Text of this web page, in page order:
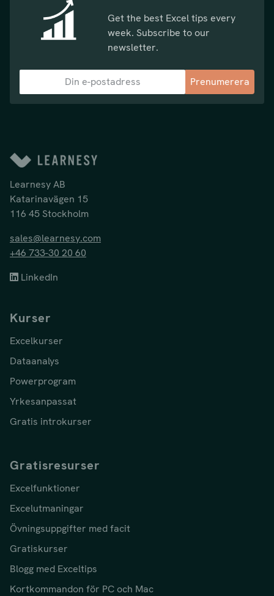
Get the best Excel tips every
week. Subscribe to our
newsletter.
Prenumerera
Learnesy AB
Katarinavägen 15
116 45 Stockholm
sales@learnesy.com
+46 733-30 20 60
LinkedIn
Kurser
Excelkurser
Dataanalys
Powerprogram
Yrkesanpassat
Gratis introkurser
Gratisresurser
Excelfunktioner
Excelutmaningar
Övningsuppgifter med facit
Gratiskurser
Blogg med Exceltips
Kortkommandon för PC och Mac